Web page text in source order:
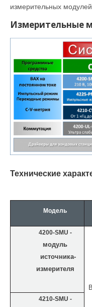
измерительных
Измерительные
Технические
Модель
4200-SMU -
модуль
источника-
измерителя
4210-SMU -